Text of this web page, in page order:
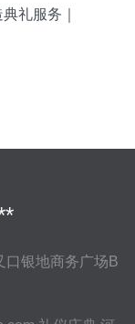
礼服务｜
口银地商务广场B